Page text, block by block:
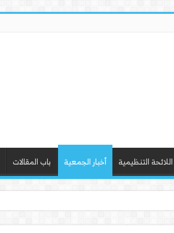
اللائحة التنظيمية أخبار الجمعية باب المقالات